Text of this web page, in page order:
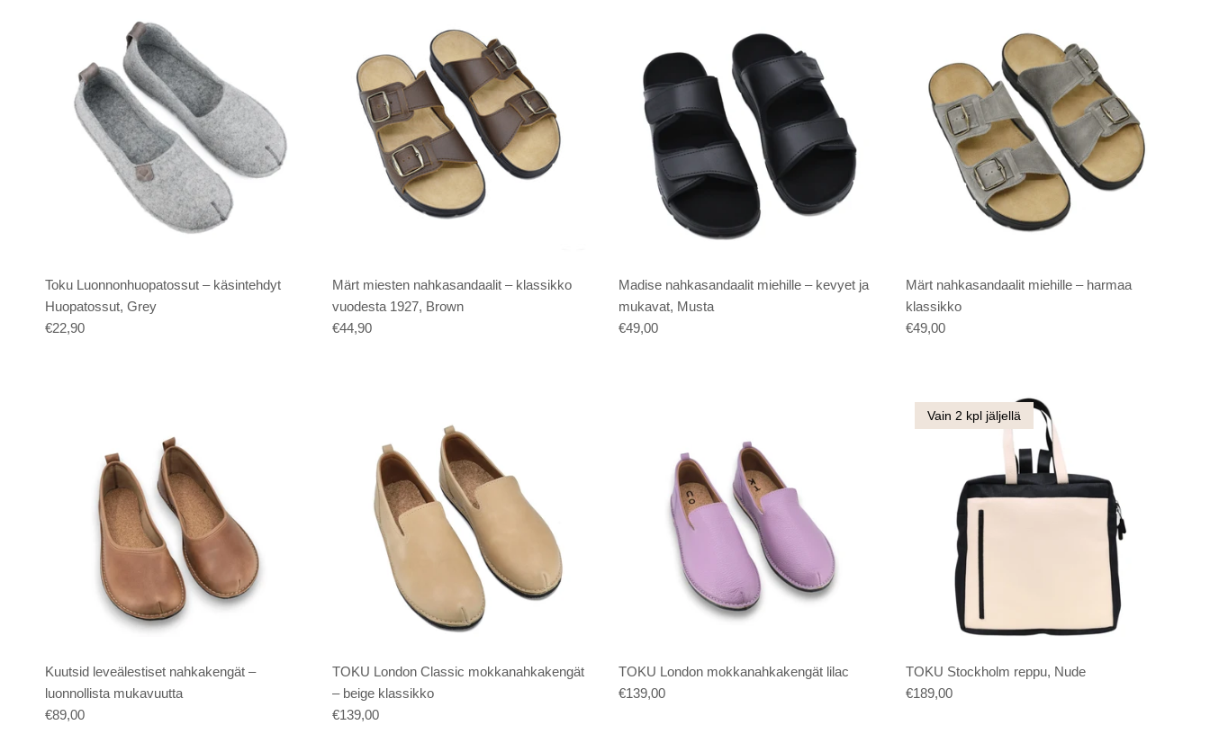
Toku Luonnonhuopatossut – käsintehdyt
Huopatossut, Grey
€22,90
Märt miesten nahkasandaalit – klassikko
vuodesta 1927, Brown
€44,90
Madise nahkasandaalit miehille – kevyet ja
mukavat, Musta
€49,00
Märt nahkasandaalit miehille – harmaa
klassikko
€49,00
Kuutsid leveälestiset nahkakengät –
luonnollista mukavuutta
€89,00
TOKU London Classic mokkanahkakengät
– beige klassikko
€139,00
TOKU London mokkanahkakengät lilac
€139,00
Vain 2 kpl jäljellä
TOKU Stockholm reppu, Nude
€189,00